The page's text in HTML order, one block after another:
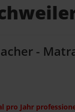
-
pro Jahr